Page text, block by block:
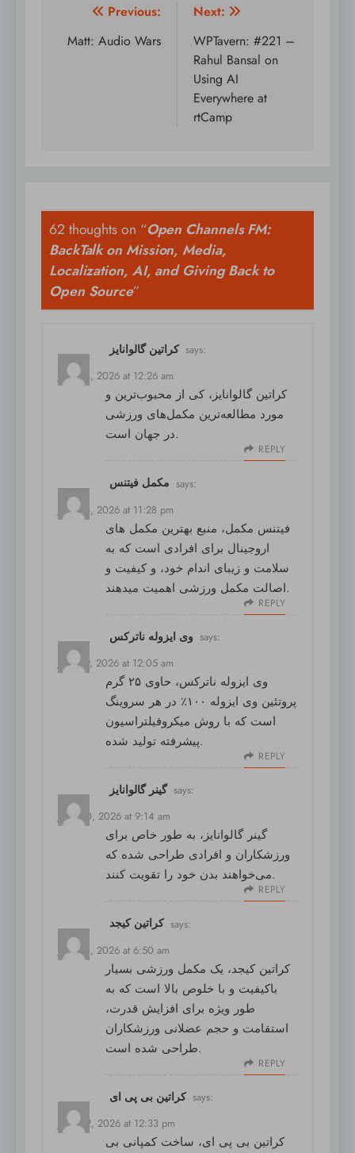
Post
navigation
Previous:
Matt: Audio Wars
Next:
WPTavern: #221 –
Rahul Bansal on
Using AI
Everywhere at
rtCamp
62 thoughts on “Open Channels FM:
BackTalk on Mission, Media,
Localization, AI, and Giving Back to
Open Source”
کراتین گالوانایز says:
June 18, 2026 at 12:26 am
کراتین گالوانایز ، کی از محبوب‌ترین و
مورد مطالعه‌ترین مکمل‌های ورزشی
در جهان است.
REPLY
مکمل فیتنس says:
June 18, 2026 at 11:28 pm
فیتنس مکمل، منبع بهترین مکمل های
اروجینال برای افرادی است که به
سلامت و زیبای اندام خود، و کیفیت و
اصالت مکمل ورزشی اهمیت میدهند.
REPLY
وی ایزوله ناترکس says:
June 19, 2026 at 12:05 am
وی ایزوله ناترکس
، حاوی ۲۵ گرم
پروتئین وی ایزوله ۱۰۰٪ در هر سروینگ
است که با روش میکروفیلتراسیون
پیشرفته تولید شده.
REPLY
گینر گالوانایز says:
June 20, 2026 at 9:14 am
گینر گالوانایز ، به طور خاص برای
ورزشکاران و افرادی طراحی شده که
می‌خواهند بدن خود را تقویت کنند.
REPLY
کراتین کیجد says:
June 21, 2026 at 6:50 am
کراتین کیجد، یک مکمل ورزشی بسیار
باکیفیت و با خلوص بالا است که به
طور ویژه برای افزایش قدرت،
استقامت و حجم عضلانی ورزشکاران
طراحی شده است.
REPLY
کراتین بی پی ای says:
June 22, 2026 at 12:33 pm
کراتین بی پی ای، ساخت کمپانی بی